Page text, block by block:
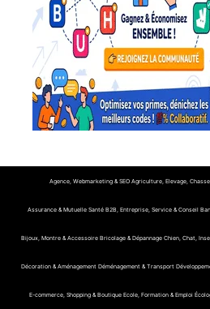
Agence, Webmarketing & SEO Agriculture, Elevage, Chasse
Assurance & Mutuelle Santé B2B, Entreprise, Service & Conseil
Bijoux, Montre & Accessoire Bricolage & Dépannage Chien, Chat,
Décoration & Aménagement Déménagement & Transport
E-commerce, Shopping & Boutique Ecole, Formation & Emploi